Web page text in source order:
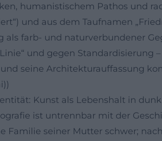
humanistischem Pathos und
und aus dem Taufnamen
als farb- und naturverbundener
und gegen
seine Architekturauffassung
Kunst als Lebenshalt in
ist untrennbar mit der
Familie seiner Mutter schwer;